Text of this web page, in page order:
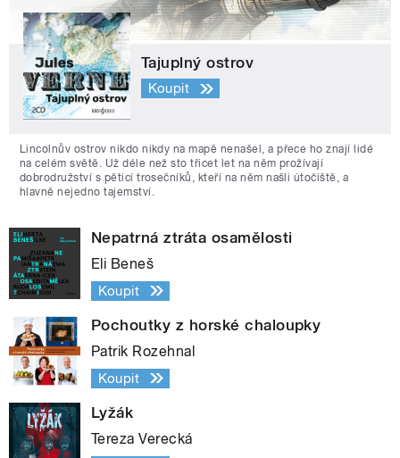
Tajuplný ostrov
Koupit
Lincolnův ostrov nikdo nikdy na mapě nenašel, a přece ho znají lidé
na celém světě. Už déle než sto třicet let na něm prožívají
dobrodružství s pěticí trosečníků, kteří na něm našli útočiště, a
hlavně nejedno tajemství.
Nepatrná ztráta osamělosti
Eli Beneš
Koupit
Pochoutky z horské chaloupky
Patrik Rozehnal
Koupit
Lyžák
Tereza Verecká